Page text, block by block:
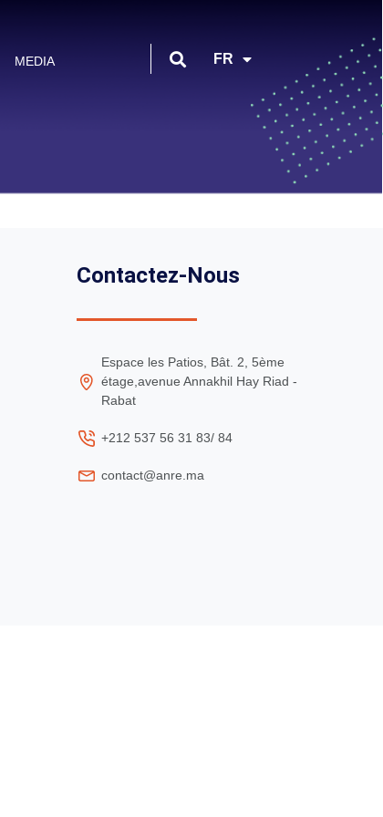
MEDIA FR
AR
Contactez-Nous
Espace les Patios, Bât. 2, 5ème
étage,avenue Annakhil Hay Riad -
Rabat
+212 537 56 31 83/ 84
contact@anre.ma